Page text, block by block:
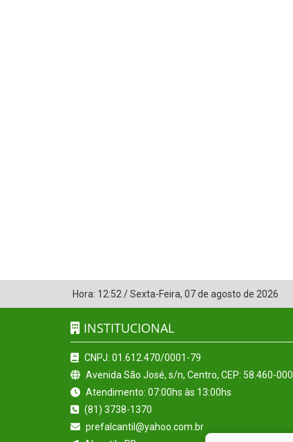
Hora: 12:52 /Sexta-Feira, 07 de agosto de 2026
INSTITUCIONAL
CNPJ: 01.612.470/0001-79
Avenida São José, s/n, Centro, CEP: 58.460-000
Atendimento: 07:00hs às 13:00hs
(81) 3738-1370
prefalcantil@yahoo.com.br